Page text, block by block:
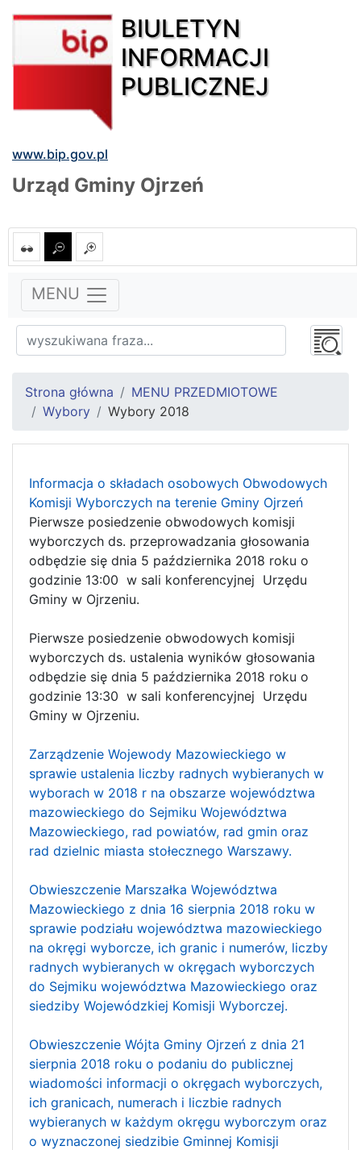
BIULETYN
INFORMACJI
PUBLICZNEJ
www.bip.gov.pl
Urząd Gminy Ojrzeń
MENU
Strona główna
MENU PRZEDMIOTOWE
Wybory
Wybory 2018
Informacja o składach osobowych Obwodowych
Komisji Wyborczych na terenie Gminy Ojrzeń
Pierwsze posiedzenie obwodowych komisji
wyborczych ds. przeprowadzania głosowania
odbędzie się dnia 5 października 2018 roku o
godzinie 13:00 w sali konferencyjnej Urzędu
Gminy w Ojrzeniu.
Pierwsze posiedzenie obwodowych komisji
wyborczych ds. ustalenia wyników głosowania
odbędzie się dnia 5 października 2018 roku o
godzinie 13:30 w sali konferencyjnej Urzędu
Gminy w Ojrzeniu.
Zarządzenie Wojewody Mazowieckiego w
sprawie ustalenia liczby radnych wybieranych w
wyborach w 2018 r na obszarze województwa
mazowieckiego do Sejmiku Województwa
Mazowieckiego, rad powiatów, rad gmin oraz
rad dzielnic miasta stołecznego Warszawy.
Obwieszczenie Marszałka Województwa
Mazowieckiego z dnia 16 sierpnia 2018 roku w
sprawie podziału województwa mazowieckiego
na okręgi wyborcze, ich granic i numerów, liczby
radnych wybieranych w okręgach wyborczych
do Sejmiku województwa Mazowieckiego oraz
siedziby Wojewódzkiej Komisji Wyborczej.
Obwieszczenie Wójta Gminy Ojrzeń z dnia 21
sierpnia 2018 roku o podaniu do publicznej
wiadomości informacji o okręgach wyborczych,
ich granicach, numerach i liczbie radnych
wybieranych w każdym okręgu wyborczym oraz
o wyznaczonej siedzibie Gminnej Komisji